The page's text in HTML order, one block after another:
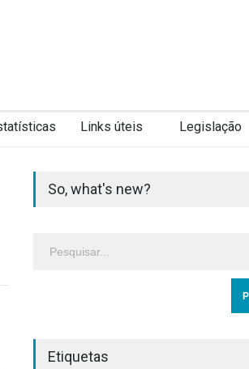
Links úteis Legislação
So, what's new?
Etiquetas